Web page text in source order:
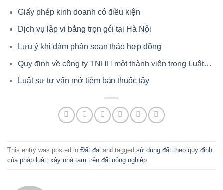
Giấy phép kinh doanh có điều kiện
Dịch vụ lập vi bằng trọn gói tại Hà Nội
Lưu ý khi đàm phán soạn thảo hợp đồng
Quy định về công ty TNHH một thành viên trong Luật…
Luật sư tư vấn mở tiệm bán thuốc tây
This entry was posted in Đất đai and tagged sử dụng đất theo quy định
của pháp luật xây nhà tạm trên đất nông nghiệp